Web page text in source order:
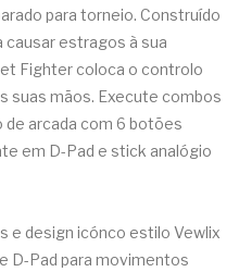
para torneio. Construído
causar estragos à sua
Fighter coloca o controlo
suas mãos. Execute combos
arcada com 6 botões
em D-Pad e stick analógio
e design icónco estilo Vewlix
D-Pad para movimentos